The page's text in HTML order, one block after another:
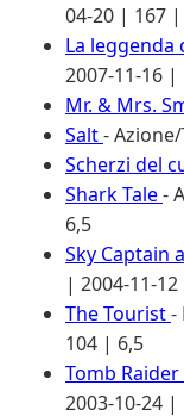
04-20 | 167 |
La leggenda
2007-11-16
Mr. & Mrs.
Salt-
Scherzi del
Shark Tale-
6,5
Sky Captain
| 2004-11-
The Tourist-
104 | 6,5
Tomb
2003-10-24